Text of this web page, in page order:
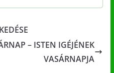
– ISTEN IGÉJÉNEK
VASÁRNAPJA